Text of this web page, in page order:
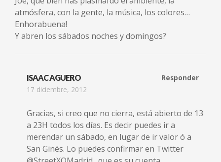
atmósfera, con la gente, la música, los colores…
Enhorabuena!
Y abren los sábados noches y domingos?
ISAAC AGUERO
17 diciembre, 2012
Responder
Gracias, si creo que no cierra, está abierto de 13
a 23H todos los días. Es decir puedes ir a
merendar un sábado, en lugar de ir valor ó a
San Ginés. Lo puedes confirmar en Twitter